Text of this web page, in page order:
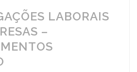
LABORAIS
–